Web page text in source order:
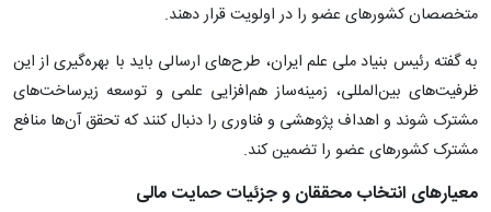
متخصصان کشورهای عضو را در اولویت قرار دهند.
به گفته رئیس بنیاد ملی علم ایران، طرح‌های ارسالی باید با بهره‌گیری از این
ظرفیت‌های بین‌المللی، زمینه‌ساز هم‌افزایی علمی و توسعه زیرساخت‌های
مشترک شوند و اهداف پژوهشی و فناوری را دنبال کنند که تحقق آن‌ها منافع
مشترک کشورهای عضو را تضمین کند.
معیارهای انتخاب محققان و جزئیات حمایت مالی